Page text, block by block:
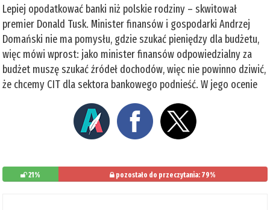
Lepiej opodatkować banki niż polskie rodziny – skwitował
premier Donald Tusk. Minister finansów i gospodarki Andrzej
Domański nie ma pomysłu, gdzie szukać pieniędzy dla budżetu,
więc mówi wprost: jako minister finansów odpowiedzialny za
budżet muszę szukać źródeł dochodów, więc nie powinno dziwić,
że chcemy CIT dla sektora bankowego podnieść. W jego ocenie
21% pozostało do przeczytania: 79%